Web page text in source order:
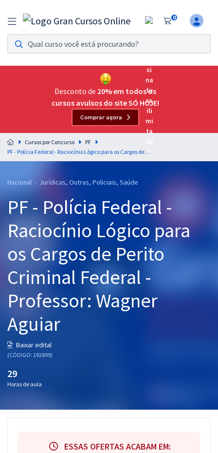
0
Assinatura Ilimitada 11
Acesso a todos os cursos. Teste grátis por 7 dias!
Assinatura OAB Até Passar
Acesso ilimitado a toda preparação para o Exame da
Residências Multiprofissionais
Preparação completa e intensiva para as principais
residências em saúde do Brasil
Cursos 20% OFF
Pós
Graduação
OAB
Mentorias
Questões grátis
Blog
Aprovados
Desconto de 20% em todos os
cursos avulsos do site SÓ HOJE!
Comprar agora
Cursos por Concurso
PF
PF - Polícia Federal - Raciocínio Lógico para os Cargos de Perito Criminal Federal - Professor: Wagner Aguiar
Nacional - Jurídicas, Outras, Policiais, Saúde
PF - Polícia Federal -
Raciocínio Lógico para
os Cargos de Perito
Criminal Federal -
Professor: Wagner
Aguiar
Baixar edital
(CÓDIGO: 192899)
29
Horas de aula
ESSAS OFERTAS ACABAM EM: